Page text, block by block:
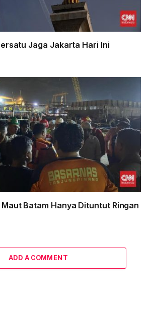
Jaga Jakarta Hari Ini
Batam Hanya Dituntut Ringan
ADD A COMMENT